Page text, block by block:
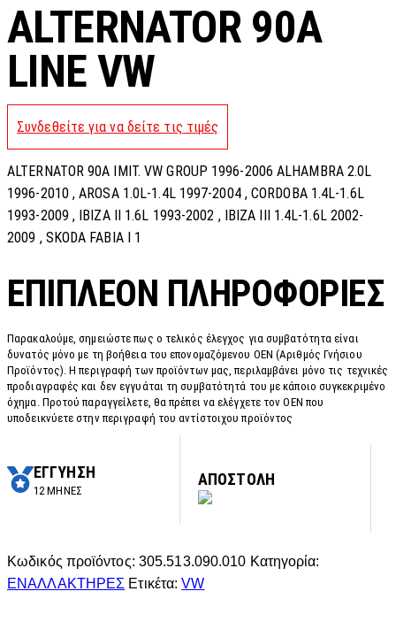
ALTERNATOR 90A
LINE VW
Συνδεθείτε για να δείτε τις τιμές
ALTERNATOR 90A IMIT. VW GROUP 1996-2006 ALHAMBRA 2.0L
1996-2010 , AROSA 1.0L-1.4L 1997-2004 , CORDOBA 1.4L-1.6L
1993-2009 , IBIZA II 1.6L 1993-2002 , IBIZA III 1.4L-1.6L 2002-
2009 , SKODA FABIA I 1
ΕΠΙΠΛΈΟΝ ΠΛΗΡΟΦΟΡΊΕΣ
Παρακαλούμε, σημειώστε πως ο τελικός έλεγχος για συμβατότητα είναι
δυνατός μόνο με τη βοήθεια του επονομαζόμενου OEN (Αριθμός Γνήσιου
Προϊόντος). Η περιγραφή των προϊόντων μας, περιλαμβάνει μόνο τις τεχνικές
προδιαγραφές και δεν εγγυάται τη συμβατότητά του με κάποιο συγκεκριμένο
όχημα. Προτού παραγγείλετε, θα πρέπει να ελέγχετε τον OEN που
υποδεικνύετε στην περιγραφή του αντίστοιχου προϊόντος
ΕΓΓΥΗΣΗ
12 ΜΗΝΕΣ
ΑΠΟΣΤΟΛΗ
Κωδικός προϊόντος: 305.513.090.010 Κατηγορία:
ΕΝΑΛΛΑΚΤΗΡΕΣ Ετικέτα:VW